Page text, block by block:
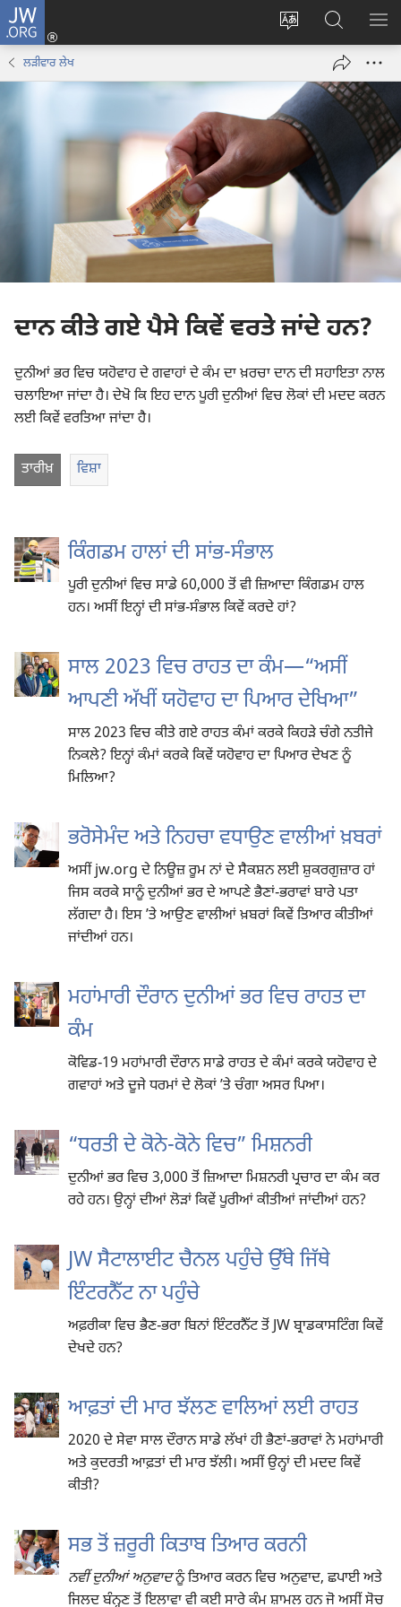
JW.ORG
ਸਾਈਟ
ਭਾਸ਼ਾ
ਬਦਲੋ
ਲਾਗ-
new
window)
JW.ORG
ʼਤੇ
ਖੋਜ
ਕਰੋ
ਲੜੀਵਾਰ ਲੇਖ
ਦਾਨ ਕੀਤੇ ਗਏ ਪੈਸੇ ਕਿਵੇਂ ਵਰਤੇ ਜਾਂਦੇ ਹਨ?
ਦੁਨੀਆਂ ਭਰ ਵਿਚ ਯਹੋਵਾਹ ਦੇ ਗਵਾਹਾਂ ਦੇ ਕੰਮ ਦਾ ਖ਼ਰਚਾ ਦਾਨ ਦੀ ਸਹਾਇਤਾ ਨਾਲ
ਚਲਾਇਆ ਜਾਂਦਾ ਹੈ। ਦੇਖੋ ਕਿ ਇਹ ਦਾਨ ਪੂਰੀ ਦੁਨੀਆਂ ਵਿਚ ਲੋਕਾਂ ਦੀ ਮਦਦ ਕਰਨ
ਲਈ ਕਿਵੇਂ ਵਰਤਿਆ ਜਾਂਦਾ ਹੈ।
ਤਾਰੀਖ਼ ਵਿਸ਼ਾ
ਕਿੰਗਡਮ ਹਾਲਾਂ ਦੀ ਸਾਂਭ-ਸੰਭਾਲ
ਪੂਰੀ ਦੁਨੀਆਂ ਵਿਚ ਸਾਡੇ 60,000 ਤੋਂ ਵੀ ਜ਼ਿਆਦਾ ਕਿੰਗਡਮ ਹਾਲ
ਹਨ। ਅਸੀਂ ਇਨ੍ਹਾਂ ਦੀ ਸਾਂਭ-ਸੰਭਾਲ ਕਿਵੇਂ ਕਰਦੇ ਹਾਂ?
ਸਾਲ 2023 ਵਿਚ ਰਾਹਤ ਦਾ ਕੰਮ—“ਅਸੀਂ
ਆਪਣੀ ਅੱਖੀਂ ਯਹੋਵਾਹ ਦਾ ਪਿਆਰ ਦੇਖਿਆ”
ਸਾਲ 2023 ਵਿਚ ਕੀਤੇ ਗਏ ਰਾਹਤ ਕੰਮਾਂ ਕਰਕੇ ਕਿਹੜੇ ਚੰਗੇ ਨਤੀਜੇ
ਨਿਕਲੇ? ਇਨ੍ਹਾਂ ਕੰਮਾਂ ਕਰਕੇ ਕਿਵੇਂ ਯਹੋਵਾਹ ਦਾ ਪਿਆਰ ਦੇਖਣ ਨੂੰ
ਮਿਲਿਆ?
ਭਰੋਸੇਮੰਦ ਅਤੇ ਨਿਹਚਾ ਵਧਾਉਣ ਵਾਲੀਆਂ ਖ਼ਬਰਾਂ
ਅਸੀਂ jw.org ਦੇ ਨਿਊਜ਼ ਰੂਮ ਨਾਂ ਦੇ ਸੈਕਸ਼ਨ ਲਈ ਸ਼ੁਕਰਗੁਜ਼ਾਰ ਹਾਂ
ਜਿਸ ਕਰਕੇ ਸਾਨੂੰ ਦੁਨੀਆਂ ਭਰ ਦੇ ਆਪਣੇ ਭੈਣਾਂ-ਭਰਾਵਾਂ ਬਾਰੇ ਪਤਾ
ਲੱਗਦਾ ਹੈ। ਇਸ ʼਤੇ ਆਉਣ ਵਾਲੀਆਂ ਖ਼ਬਰਾਂ ਕਿਵੇਂ ਤਿਆਰ ਕੀਤੀਆਂ
ਜਾਂਦੀਆਂ ਹਨ।
ਮਹਾਂਮਾਰੀ ਦੌਰਾਨ ਦੁਨੀਆਂ ਭਰ ਵਿਚ ਰਾਹਤ ਦਾ
ਕੰਮ
ਕੋਵਿਡ-19 ਮਹਾਂਮਾਰੀ ਦੌਰਾਨ ਸਾਡੇ ਰਾਹਤ ਦੇ ਕੰਮਾਂ ਕਰਕੇ ਯਹੋਵਾਹ ਦੇ
ਗਵਾਹਾਂ ਅਤੇ ਦੂਜੇ ਧਰਮਾਂ ਦੇ ਲੋਕਾਂ ʼਤੇ ਚੰਗਾ ਅਸਰ ਪਿਆ।
“ਧਰਤੀ ਦੇ ਕੋਨੇ-ਕੋਨੇ ਵਿਚ” ਮਿਸ਼ਨਰੀ
ਦੁਨੀਆਂ ਭਰ ਵਿਚ 3,000 ਤੋਂ ਜ਼ਿਆਦਾ ਮਿਸ਼ਨਰੀ ਪ੍ਰਚਾਰ ਦਾ ਕੰਮ ਕਰ
ਰਹੇ ਹਨ। ਉਨ੍ਹਾਂ ਦੀਆਂ ਲੋੜਾਂ ਕਿਵੇਂ ਪੂਰੀਆਂ ਕੀਤੀਆਂ ਜਾਂਦੀਆਂ ਹਨ?
JW ਸੈਟਾਲਾਈਟ ਚੈਨਲ ਪਹੁੰਚੇ ਉੱਥੇ ਜਿੱਥੇ
ਇੰਟਰਨੈੱਟ ਨਾ ਪਹੁੰਚੇ
ਅਫ਼ਰੀਕਾ ਵਿਚ ਭੈਣ-ਭਰਾ ਬਿਨਾਂ ਇੰਟਰਨੈੱਟ ਤੋਂ JW ਬ੍ਰਾਡਕਾਸਟਿੰਗ ਕਿਵੇਂ
ਦੇਖਦੇ ਹਨ?
ਆਫ਼ਤਾਂ ਦੀ ਮਾਰ ਝੱਲਣ ਵਾਲਿਆਂ ਲਈ ਰਾਹਤ
2020 ਦੇ ਸੇਵਾ ਸਾਲ ਦੌਰਾਨ ਸਾਡੇ ਲੱਖਾਂ ਹੀ ਭੈਣਾਂ-ਭਰਾਵਾਂ ਨੇ ਮਹਾਂਮਾਰੀ
ਅਤੇ ਕੁਦਰਤੀ ਆਫ਼ਤਾਂ ਦੀ ਮਾਰ ਝੱਲੀ। ਅਸੀਂ ਉਨ੍ਹਾਂ ਦੀ ਮਦਦ ਕਿਵੇਂ
ਕੀਤੀ?
ਸਭ ਤੋਂ ਜ਼ਰੂਰੀ ਕਿਤਾਬ ਤਿਆਰ ਕਰਨੀ
ਨਵੀਂ ਦੁਨੀਆਂ ਅਨੁਵਾਦਨੂੰ ਤਿਆਰ ਕਰਨ ਵਿਚ ਅਨੁਵਾਦ, ਛਪਾਈ ਅਤੇ
ਜਿਲਦ ਬੰਨ੍ਹਣ ਤੋਂ ਇਲਾਵਾ ਵੀ ਕਈ ਸਾਰੇ ਕੰਮ ਸ਼ਾਮਲ ਹਨ ਜੋ ਅਸੀਂ ਸੋਚ